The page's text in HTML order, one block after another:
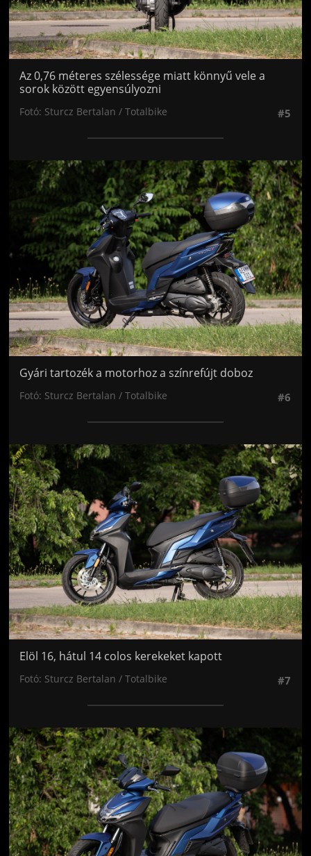
Az 0,76 méteres szélessége miatt könnyű vele a
sorok között egyensúlyozni
Fotó: Sturcz Bertalan / Totalbike #5
Jön még kép!
Gyári tartozék a motorhoz a színrefújt doboz
Fotó: Sturcz Bertalan / Totalbike #6
Jön még kép!
Elöl 16, hátul 14 colos kerekeket kapott
Fotó: Sturcz Bertalan / Totalbike #7
Jön még kép!